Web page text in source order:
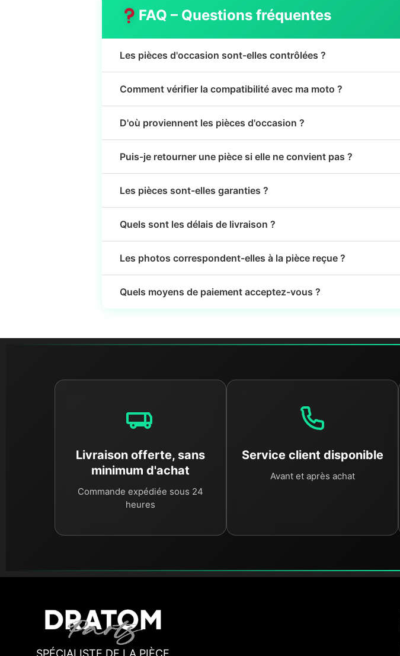
FAQ – Questions fréquentes
Les pièces d'occasion sont-elles contrôlées ?
Comment vérifier la compatibilité avec ma moto ?
D'où proviennent les pièces d'occasion ?
Puis-je retourner une pièce si elle ne convient pas ?
Les pièces sont-elles garanties ?
Quels sont les délais de livraison ?
Les photos correspondent-elles à la pièce reçue ?
Quels moyens de paiement acceptez-vous ?
Livraison offerte, sans
minimum d'achat
Commande expédiée sous 24
heures
Service client disponible
Avant et après achat